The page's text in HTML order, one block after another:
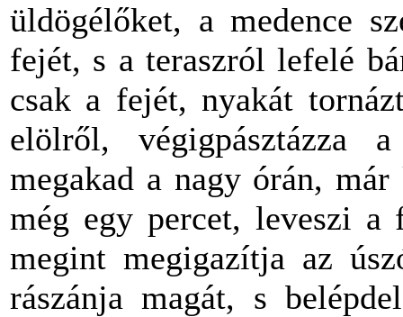
üldögélőket, a medence
fejét, s a teraszról lefelé
csak a fejét, nyakát
elölről, végigpásztázza
megakad a nagy órán,
még egy percet, leveszi a
megint megigazítja az
rászánja magát, s